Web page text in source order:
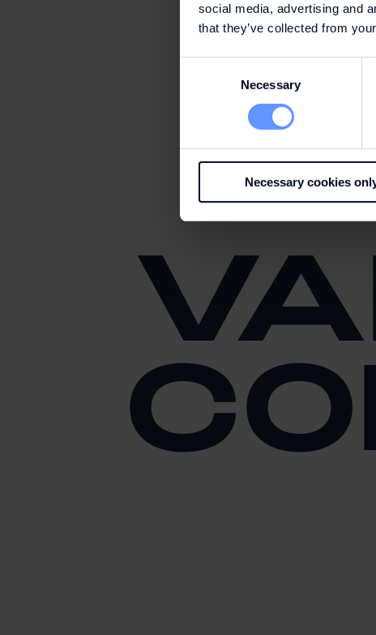
social media, advertising and
that they’ve collected from
Necessary
Necessary cookies